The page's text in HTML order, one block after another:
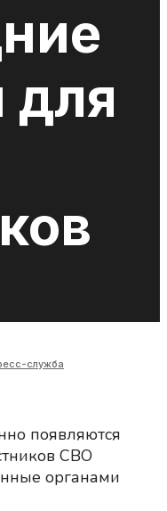
для
служба
появляются
СВО
органами